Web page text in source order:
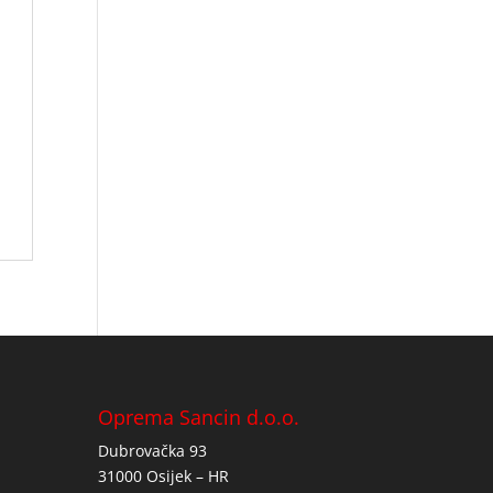
Oprema Sancin d.o.o.
Dubrovačka 93
31000 Osijek – HR